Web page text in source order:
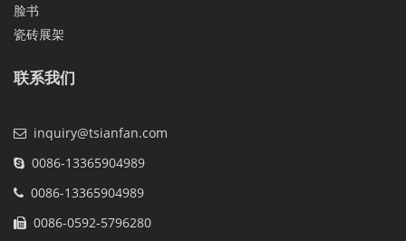
脸书
瓷砖展架
联系我们
inquiry@tsianfan.com
0086-13365904989
0086-13365904989
0086-0592-5796280